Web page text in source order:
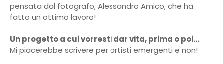
pensata dal fotografo, Alessandro Amico, che ha
fatto un ottimo lavoro!
Un progetto a cui vorresti dar vita, prima o poi...
Mi piacerebbe scrivere per artisti emergenti e non!